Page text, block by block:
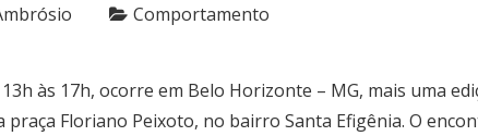
Comportamento
às 17h, ocorre em Belo Horizonte – MG, mais uma
praça Floriano Peixoto, no bairro Santa Efigênia. O